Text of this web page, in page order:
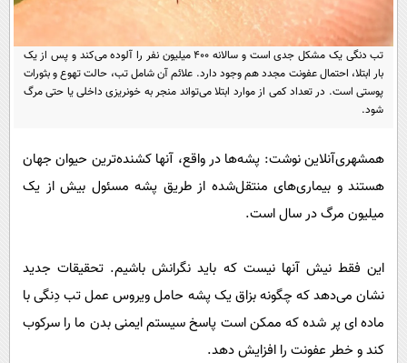
اخبار کریپتو
سرگرمی
مجله تصویری سلاح
فیلم
ورزش
محیط زیست
خواندنی ها و دیدنی ها
روانشناسی
آموزش زبان
تب دنگی یک مشکل جدی است و سالانه ۴۰۰ میلیون نفر را آلوده می‌کند و پس از یک
بار ابتلا، احتمال عفونت مجدد هم وجود دارد. علائم آن شامل تب، حالت تهوع و بثورات
پوستی است. در تعداد کمی از موارد ابتلا می‌تواند منجر به خونریزی داخلی یا حتی مرگ
شود.
همشهری‌آنلاین نوشت: پشه‌ها در واقع، آنها کشنده‌ترین حیوان جهان
هستند و بیماری‌های منتقل‌شده از طریق پشه مسئول بیش از یک
میلیون مرگ در سال است.
این فقط نیش آنها نیست که باید نگرانش باشیم. تحقیقات جدید
نشان می‌دهد که چگونه بزاق یک پشه حامل ویروس عمل تب دِنگی با
ماده ای پر شده که ممکن است پاسخ سیستم ایمنی بدن ما را سرکوب
کند و خطر عفونت را افزایش دهد.